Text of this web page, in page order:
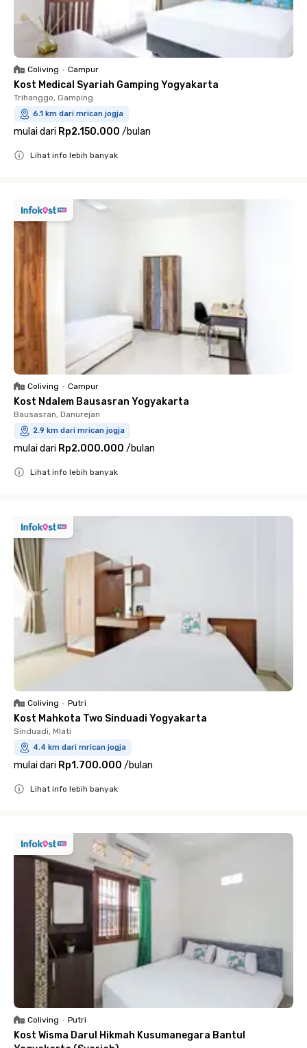
Coliving • Campur
Kost Medical Syariah Gamping Yogyakarta
Trihanggo, Gamping
6.1 km dari mrican jogja
mulai dari Rp2.150.000 /bulan
Lihat info lebih banyak
Coliving • Campur
Kost Ndalem Bausasran Yogyakarta
Bausasran, Danurejan
2.9 km dari mrican jogja
mulai dari Rp2.000.000 /bulan
Lihat info lebih banyak
Coliving • Putri
Kost Mahkota Two Sinduadi Yogyakarta
Sinduadi, Mlati
4.4 km dari mrican jogja
mulai dari Rp1.700.000 /bulan
Lihat info lebih banyak
Coliving • Putri
Kost Wisma Darul Hikmah Kusumanegara Bantul